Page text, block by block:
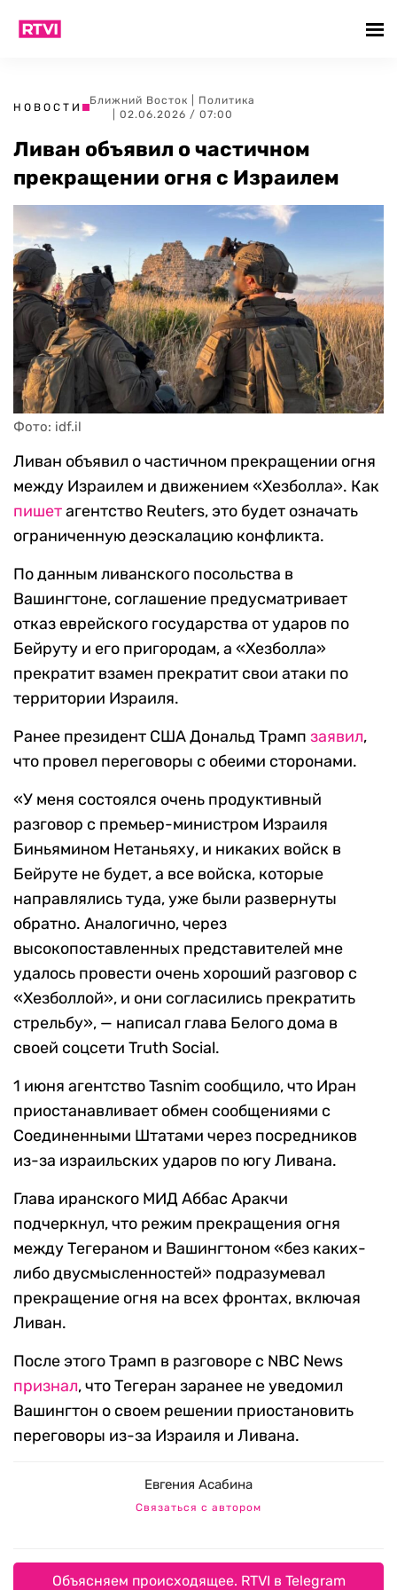
НОВОСТИ
Ближний Восток
Политика
| 02.06.2026 / 07:00
Ливан объявил о частичном
прекращении огня с Израилем
Фото: idf.il
Ливан объявил о частичном прекращении огня
между Израилем и движением «Хезболла». Как
пишетагентство Reuters, это будет означать
ограниченную деэскалацию конфликта.
По данным ливанского посольства в
Вашингтоне, соглашение предусматривает
отказ еврейского государства от ударов по
Бейруту и его пригородам, а «Хезболла»
прекратит взамен прекратит свои атаки по
территории Израиля.
Ранее президент США Дональд Трамп заявил,
что провел переговоры с обеими сторонами.
«У меня состоялся очень продуктивный
разговор с премьер-министром Израиля
Биньямином Нетаньяху, и никаких войск в
Бейруте не будет, а все войска, которые
направлялись туда, уже были развернуты
обратно. Аналогично, через
высокопоставленных представителей мне
удалось провести очень хороший разговор с
«Хезболлой», и они согласились прекратить
стрельбу», — написал глава Белого дома в
своей соцсети Truth Social.
1 июня агентство Tasnim сообщило, что Иран
приостанавливает обмен сообщениями с
Соединенными Штатами через посредников
из-за израильских ударов по югу Ливана.
Глава иранского МИД Аббас Аракчи
подчеркнул, что режим прекращения огня
между Тегераном и Вашингтоном «без каких-
либо двусмысленностей» подразумевал
прекращение огня на всех фронтах, включая
Ливан.
После этого Трамп в разговоре с NBC News
признал, что Тегеран заранее не уведомил
Вашингтон о своем решении приостановить
переговоры из-за Израиля и Ливана.
Евгения Асабина
Связаться с автором
Объясняем происходящее. RTVI в Telegram